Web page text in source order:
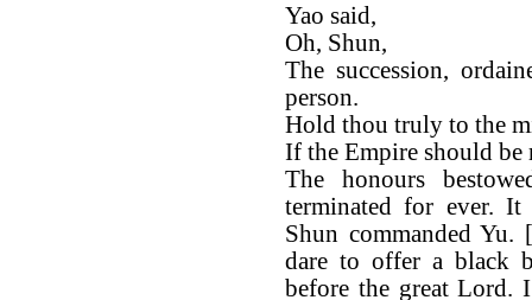
Yao said,
Oh, Shun,
The succession,
person.
Hold thou truly to the
If the Empire should be
The honours
terminated for ever. It
Shun commanded
dare to offer a black
before the great Lord.